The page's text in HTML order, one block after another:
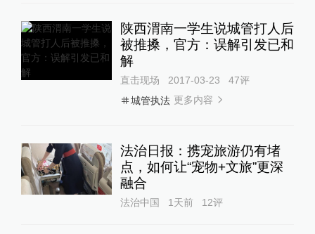
陕西渭南一学生说城管打人后
被推搡，官方：误解引发已和
解
直击现场 2017-03-23 47评
城管执法 更多内容
法治日报：携宠旅游仍有堵
点，如何让“宠物+文旅”更深
融合
法治中国 1天前 12评